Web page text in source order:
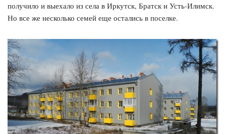
получило и выехало из села в Иркутск, Братск и Усть-Илимск.
Но все же несколько семей еще остались в поселке.